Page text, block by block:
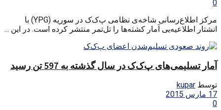
0
مرکز اطلاع‌رسانی شاخه‌ی نظامی پ‌ک‌ک در سوریه (YPG) با
انشتار اطلاعیه‌یی آمار کشته‌ها را تل‌تمر منتشر کرده است. در این ...
آمار تسلیمی‌های پ‌ک‌ک در سال گذشته به 597 تن رسید
توسط kupar
17 مارس 2015
0